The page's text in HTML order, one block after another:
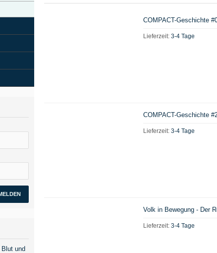
COMPACT-Geschichte
Lieferzeit:3-4 Tage
COMPACT-Geschichte
Lieferzeit:3-4 Tage
Volk in Bewegung - Der
Lieferzeit:3-4 Tage
und